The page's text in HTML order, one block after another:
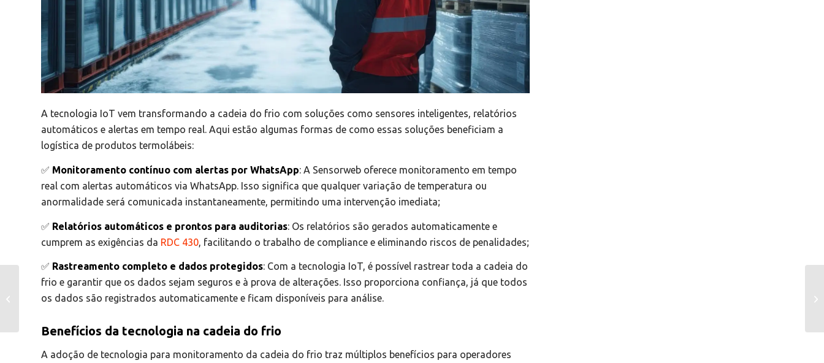
A tecnologia IoT vem transformando a cadeia do frio com soluções como sensores inteligentes, relatórios
automáticos e alertas em tempo real. Aqui estão algumas formas de como essas soluções beneficiam a
logística de produtos termolábeis:
✅ Monitoramento contínuo com alertas por WhatsApp: A Sensorweb oferece monitoramento em tempo
real com alertas automáticos via WhatsApp. Isso significa que qualquer variação de temperatura ou
anormalidade será comunicada instantaneamente, permitindo uma intervenção imediata;
✅ Relatórios automáticos e prontos para auditorias: Os relatórios são gerados automaticamente e
cumprem as exigências da RDC 430 , facilitando o trabalho de compliance e eliminando riscos de penalidades;
✅ Rastreamento completo e dados protegidos: Com a tecnologia IoT, é possível rastrear toda a cadeia do
frio e garantir que os dados sejam seguros e à prova de alterações. Isso proporciona confiança, já que todos
os dados são registrados automaticamente e ficam disponíveis para análise.
Benefícios da tecnologia na cadeia do frio
A adoção de tecnologia para monitoramento da cadeia do frio traz múltiplos benefícios para operadores
Summit Saúde 2024:
Sensorweb e a